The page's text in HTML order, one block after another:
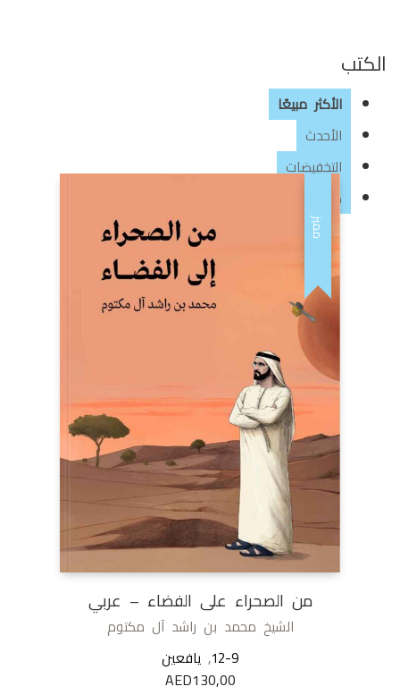
الكتب
الأكثر مبيعًا
الأحدث
التخفيضات
كتب حاصلة على جوائز
مميز
من الصحراء على الفضاء – عربي
الشيخ محمد بن راشد آل مكتوم
12-9
, يافعين
AED130,00